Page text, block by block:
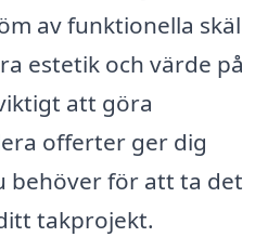
av funktionella skäl
estetik och värde på
att göra
offerter ger dig
behöver för att ta det
takprojekt.